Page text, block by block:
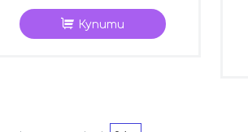
Купити